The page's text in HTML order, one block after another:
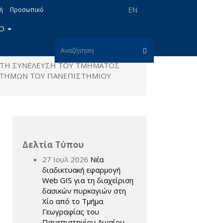
EN
Προσωπικό
Φόρμα
αναζήτησης
Αναζήτηση
ΣΥΝΕΛΕΥΣΗ ΤΟΥ ΤΜΗΜΑΤΟΣ
ΤΟΥ ΠΑΝΕΠΙΣΤΗΜΙΟΥ
Δελτία Τύπου
27 Ιουλ 2026 Νέα
διαδικτυακή εφαρμογή
Web GIS για τη διαχείριση
δασικών πυρκαγιών στη
Χίο από το Τμήμα
Γεωγραφίας του